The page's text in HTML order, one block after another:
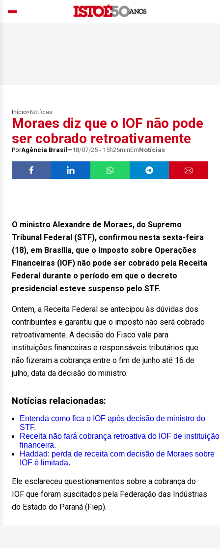
Início> Notícias
Moraes diz que o IOF não pode
ser cobrado retroativamente
PorAgência Brasil 18/07/25 - 15h26minEmNotícias
O ministro Alexandre de Moraes, do Supremo
Tribunal Federal (STF), confirmou nesta sexta-feira
(18), em Brasília, que o Imposto sobre Operações
Financeiras (IOF) não pode ser cobrado pela Receita
Federal durante o período em que o decreto
presidencial esteve suspenso pelo STF.
Ontem, a Receita Federal se antecipou às dúvidas dos
contribuintes e garantiu que o imposto não será cobrado
retroativamente. A decisão do Fisco vale para
instituições financeiras e responsáveis tributários que
não fizeram a cobrança entre o fim de junho até 16 de
julho, data da decisão do ministro.
Notícias relacionadas:
Entenda como fica o IOF após decisão de ministro do
STF.
Receita não fará cobrança retroativa do IOF de instituição
financeira.
Haddad: perda de receita com decisão de Moraes sobre
IOF é limitada.
Ele esclareceu questionamentos sobre a cobrança do
IOF que foram suscitados pela Federação das Indústrias
do Estado do Paraná (Fiep).